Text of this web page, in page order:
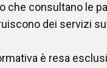
che consultano le
dei servizi
è resa